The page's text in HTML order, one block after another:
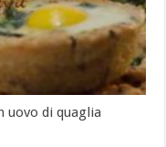
uovo di quaglia